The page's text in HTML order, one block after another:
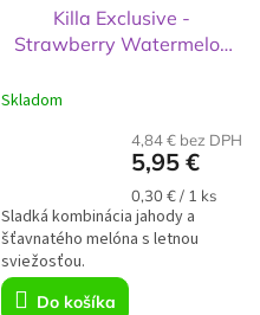
Killa Exclusive -
Strawberry Watermelon
Skladom
4,84 € bez DPH
5,95 €
Jednotková
cena:
0,30 € / 1 ks
Do košíka
Sladká kombinácia jahody a
šťavnatého melóna s letnou
sviežosťou.